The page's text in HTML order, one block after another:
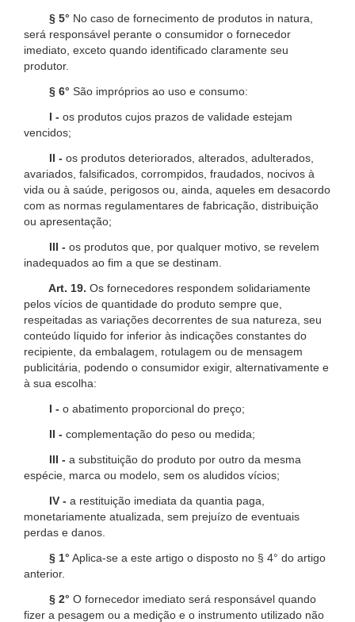
§ 5° No caso de fornecimento de produtos in natura,
será responsável perante o consumidor o fornecedor
imediato, exceto quando identificado claramente seu
produtor.
§ 6° São impróprios ao uso e consumo:
I - os produtos cujos prazos de validade estejam
vencidos;
II - os produtos deteriorados, alterados, adulterados,
avariados, falsificados, corrompidos, fraudados, nocivos à
vida ou à saúde, perigosos ou, ainda, aqueles em desacordo
com as normas regulamentares de fabricação, distribuição
ou apresentação;
III - os produtos que, por qualquer motivo, se revelem
inadequados ao fim a que se destinam.
Art. 19. Os fornecedores respondem solidariamente
pelos vícios de quantidade do produto sempre que,
respeitadas as variações decorrentes de sua natureza, seu
conteúdo líquido for inferior às indicações constantes do
recipiente, da embalagem, rotulagem ou de mensagem
publicitária, podendo o consumidor exigir, alternativamente e
à sua escolha:
I - o abatimento proporcional do preço;
II - complementação do peso ou medida;
III - a substituição do produto por outro da mesma
espécie, marca ou modelo, sem os aludidos vícios;
IV - a restituição imediata da quantia paga,
monetariamente atualizada, sem prejuízo de eventuais
perdas e danos.
§ 1° Aplica-se a este artigo o disposto no § 4° do artigo
anterior.
§ 2° O fornecedor imediato será responsável quando
fizer a pesagem ou a medição e o instrumento utilizado não